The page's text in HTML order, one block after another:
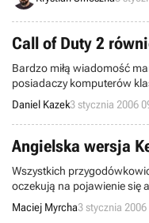
Call of Duty 2
Bardzo miłą wiadomość
posiadaczy komputerów
Call of Duty 2,
Daniel Kazek3 stycznia 2006
Angielska wersja
Wszystkich
oczekują na pojawienie się
niestety zmartwić. Jak
oraz Wicked Studios,
Maciej Myrcha3 stycznia